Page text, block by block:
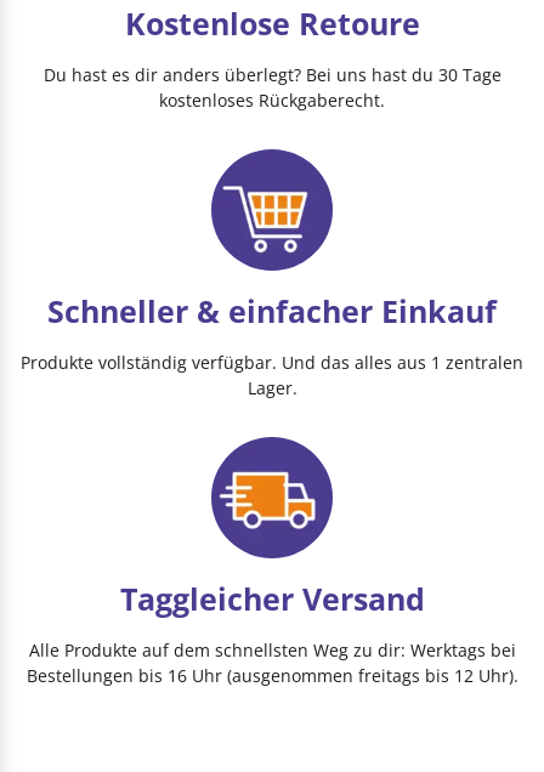
Kostenlose Retoure
Du hast es dir anders überlegt? Bei uns hast du 30 Tage
kostenloses Rückgaberecht.
Schneller & einfacher Einkauf
Produkte vollständig verfügbar. Und das alles aus 1 zentralen
Lager.
Taggleicher Versand
Alle Produkte auf dem schnellsten Weg zu dir: Werktags bei
Bestellungen bis 16 Uhr (ausgenommen freitags bis 12 Uhr).